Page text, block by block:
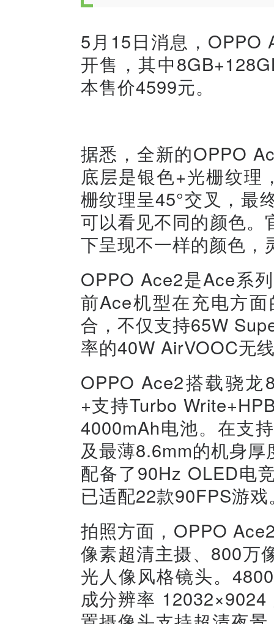
5月15日消息，OPPO
开售，其中
本售价4599元。
据悉，全新的OPPO
底层是银色+光栅纹理
栅纹理呈45°交叉，最
可以看见不同的颜色
下呈现不一样的颜色，
OPPO Ace2是Ace系
前Ace机型在充电方
合，不仅支持65W
率的40W AirVOOC无
OPPO Ace2搭载骁
+支持Turbo
4000mAh电池。在支
及最薄8.6mm的机身
配备了90Hz OLED电
已适配22款90FPS游戏
拍照方面，OPPO
像素超清主摄、800万
光人像风格镜头。
成分辨率